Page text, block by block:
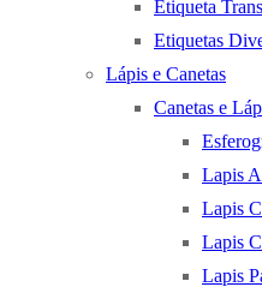
Etiqueta
Etiquetas
Lápis e Canetas
Canetas e
Lapis
Lapis
Lapis
Lapis